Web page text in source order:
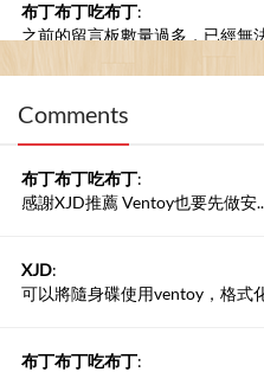
布丁布丁吃布丁:
之前的留言板數量過多，已經無
Comments
布丁布丁吃布丁:
感謝XJD推薦 Ventoy也要先做安
XJD:
可以將隨身碟使用ventoy，格式
布丁布丁吃布丁: